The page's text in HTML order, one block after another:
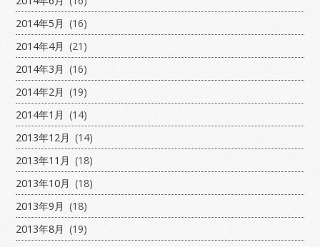
2014年5月 (16)
2014年4月 (21)
2014年3月 (16)
2014年2月 (19)
2014年1月 (14)
2013年12月 (14)
2013年11月 (18)
2013年10月 (18)
2013年9月 (18)
2013年8月 (19)